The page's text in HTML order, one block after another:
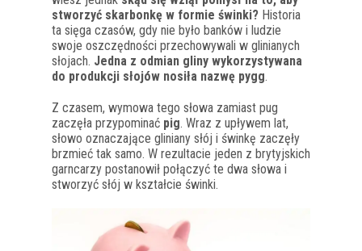
stworzyć skarbonkę w formie świnki? Historia
ta sięga czasów, gdy nie było banków i ludzie
swoje oszczędności przechowywali w glinianych
słojach. Jedna z odmian gliny wykorzystywana
do produkcji słojów nosiła nazwę pygg.
Z czasem, wymowa tego słowa zamiast pug
zaczęła przypominać pig. Wraz z upływem lat,
słowo oznaczające gliniany słój i świnkę zaczęły
brzmieć tak samo. W rezultacie jeden z brytyjskich
garncarzy postanowił połączyć te dwa słowa i
stworzyć słój w kształcie świnki.